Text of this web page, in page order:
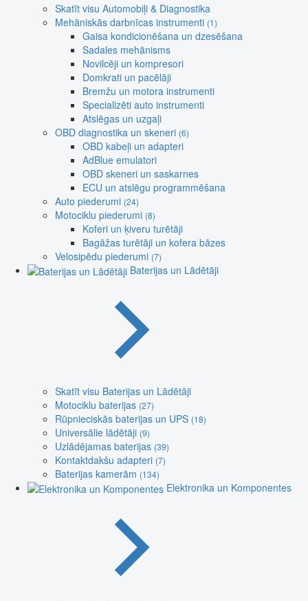
Skatīt visu Automobiļi & Diagnostika
Mehāniskās darbnīcas instrumenti (1)
Gaisa kondicionēšana un dzesēšana
Sadales mehānisms
Novilcēji un kompresori
Domkrati un pacēlāji
Bremžu un motora instrumenti
Specializēti auto instrumenti
Atslēgas un uzgaļi
OBD diagnostika un skeneri (6)
OBD kabeļi un adapteri
AdBlue emulatori
OBD skeneri un saskarnes
ECU un atslēgu programmēšana
Auto piederumi (24)
Motociklu piederumi (8)
Koferi un ķiveru turētāji
Bagāžas turētāji un kofera bāzes
Velosipēdu piederumi (7)
Baterijas un Lādētāji
Skatīt visu Baterijas un Lādētāji
Motociklu baterijas (27)
Rūpnieciskās baterijas un UPS (18)
Universālie lādētāji (9)
Uzlādējamas baterijas (39)
Kontaktdakšu adapteri (7)
Baterijas kamerām (134)
Elektronika un Komponentes